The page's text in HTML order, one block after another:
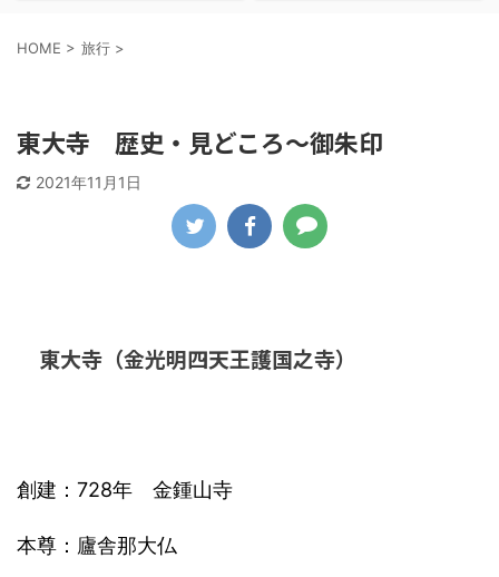
HOME > 旅行 >
東大寺 歴史・見どころ～御朱印
2021年11月1日
東大寺（金光明四天王護国之寺）
創建：728年 金鍾山寺
本尊：廬舎那大仏